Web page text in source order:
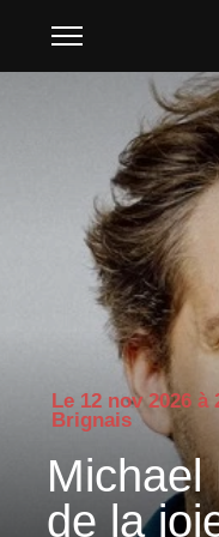
Le 20 janv 2027
Brignais
Camille